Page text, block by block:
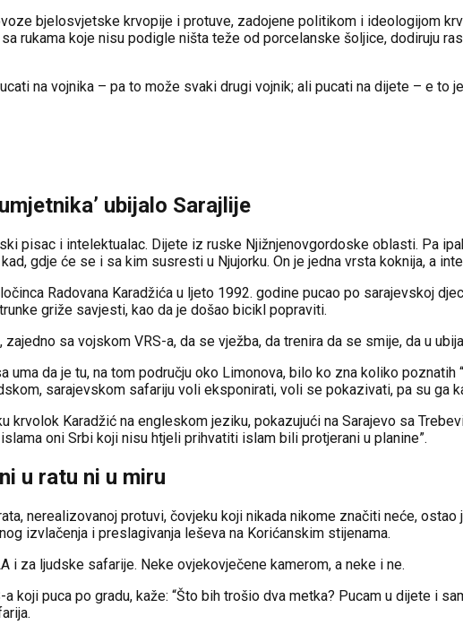
bjelosvjetske krvopije i protuve, zadojene politikom i ideologijom
rukama koje nisu podigle ništa teže od porcelanske šoljice, dodiruju
na vojnika – pa to može svaki drugi vojnik; ali pucati na dijete – e
ubijalo Sarajlije
pisac i intelektualac. Dijete iz ruske Njižnjenovgordoske oblasti. Pa
gdje će se i sa kim susresti u Njujorku. On je jedna vrsta koknija, a
Radovana Karadžića u ljeto 1992. godine pucao po sarajevskoj
griže savjesti, kao da je došao bicikl popraviti.
sa vojskom VRS-a, da se vježba, da trenira da se smije, da u
da je tu, na tom području oko Limonova, bilo ko zna koliko poznatih
sarajevskom safariju voli eksponirati, voli se pokazivati, pa su ga
krvolok Karadžić na engleskom jeziku, pokazujući na Sarajevo sa
oni Srbi koji nisu htjeli prihvatiti islam bili protjerani u planine”.
u ratu ni u miru
nerealizovanoj protuvi, čovjeku koji nikada nikome značiti neće,
izvlačenja i preslagivanja leševa na Korićanskim stijenama.
i za ljudske safarije. Neke ovjekovječene kamerom, a neke i ne.
koji puca po gradu, kaže: “Što bih trošio dva metka? Pucam u dijete i